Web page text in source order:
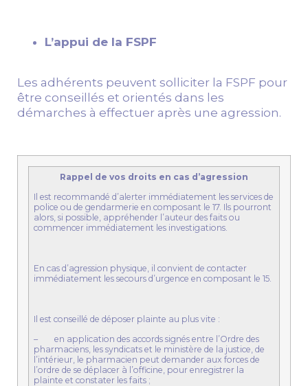
L’appui de la FSPF
Les adhérents peuvent solliciter la FSPF pour
être conseillés et orientés dans les
démarches à effectuer après une agression.
Rappel de vos droits en cas d’agression
Il est recommandé d’alerter immédiatement les services de
police ou de gendarmerie en composant le 17. Ils pourront
alors, si possible, appréhender l’auteur des faits ou
commencer immédiatement les investigations.
En cas d’agression physique, il convient de contacter
immédiatement les secours d’urgence en composant le 15.
Il est conseillé de déposer plainte au plus vite :
– en application des accords signés entre l’Ordre des
pharmaciens, les syndicats et le ministère de la justice, de
l’intérieur, le pharmacien peut demander aux forces de
l’ordre de se déplacer à l’officine, pour enregistrer la
plainte et constater les faits ;